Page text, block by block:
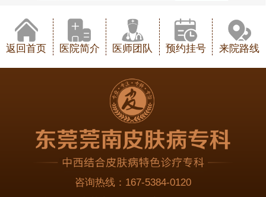
返回首页 医院简介 医师团队 预约挂号 来院路线
咨询热线： 167-5384-0120